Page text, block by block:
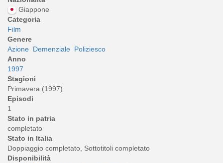
Giappone
Categoria
Film
Genere
Azione Demenziale Poliziesco
Anno
1997
Stagioni
Primavera (1997)
Episodi
1
Stato in patria
completato
Stato in Italia
Doppiaggio completato, Sottotitoli completato
Disponibilità